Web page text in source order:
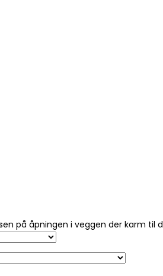
på åpningen i veggen der karm til